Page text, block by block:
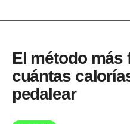
El método más
cuántas
pedalear